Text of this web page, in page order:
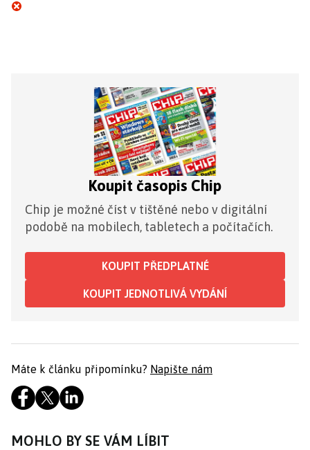
Koupit časopis Chip
Chip je možné číst v tištěné nebo v digitální
podobě na mobilech, tabletech a počítačích.
KOUPIT PŘEDPLATNÉ
KOUPIT JEDNOTLIVÁ VYDÁNÍ
Máte k článku připomínku? Napište nám
MOHLO BY SE VÁM LÍBIT